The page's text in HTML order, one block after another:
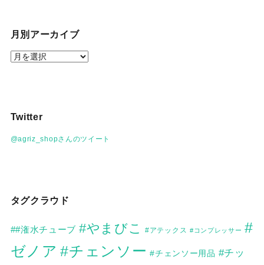
月別アーカイブ
月
イ
Twitter
@agriz_shopさんのツイート
タグクラウド
##潅水チューブ #やまびこ #アテックス #コンプレッサー #
ゼノア #チェンソー #チェンソー用品 #チッ